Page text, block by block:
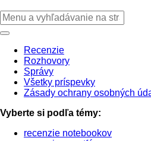
Recenzie
Rozhovory
Správy
Všetky príspevky
Zásady ochrany osobných
Vyberte si podľa témy:
recenzie notebookov